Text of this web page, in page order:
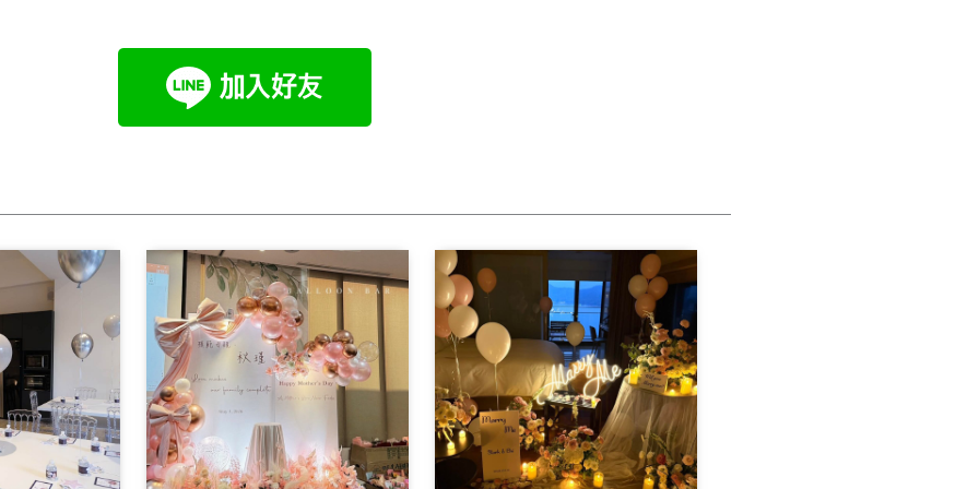
PagePagePage PagePage